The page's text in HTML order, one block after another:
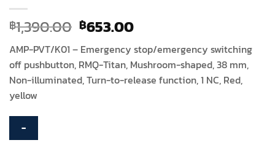
฿1,390.00 Original
price
was:
฿1,390.00.
฿653.00Current
price
is:
฿653.00.
AMP-PVT/K01 – Emergency stop/emergency switching
off pushbutton, RMQ-Titan, Mushroom-shaped, 38 mm,
Non-illuminated, Turn-to-release function, 1 NC, Red,
yellow